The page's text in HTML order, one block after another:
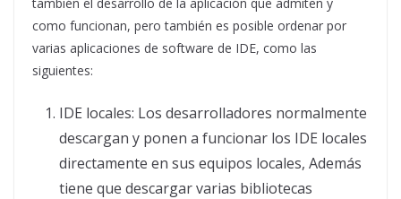
como funcionan, pero también es posible ordenar por
varias aplicaciones de software de IDE, como las
siguientes:
IDE locales: Los desarrolladores normalmente
descargan y ponen a funcionar los IDE locales
directamente en sus equipos locales, Además
tiene que descargar varias bibliotecas